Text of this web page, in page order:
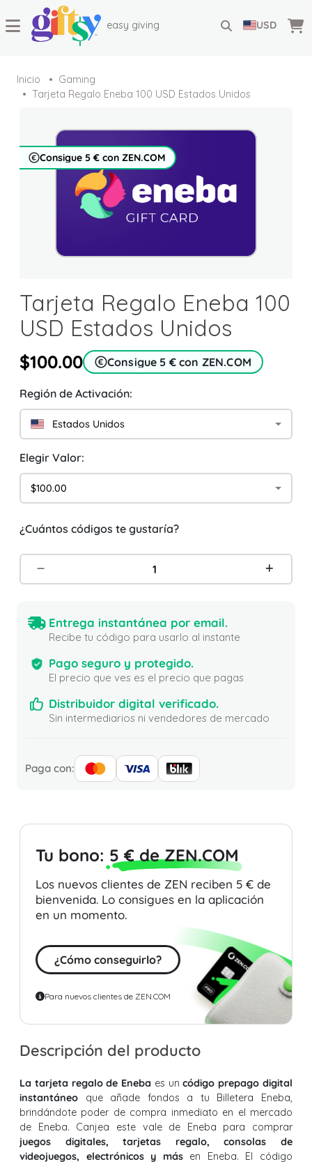
easy giving USD
Inicio
Gaming
Tarjeta Regalo Eneba 100 USD Estados Unidos
Consigue 5 € con ZEN.COM
Tarjeta Regalo Eneba 100
USD Estados Unidos
$100.00 Consigue 5 € con ZEN.COM
Región de Activación:
Estados Unidos
Elegir Valor:
$100.00
¿Cuántos códigos te gustaría?
Entrega instantánea por email.
Recibe tu código para usarlo al instante
Pago seguro y protegido.
El precio que ves es el precio que pagas
Distribuidor digital verificado.
Sin intermediarios ni vendedores de mercado
Paga con:
Tu bono: 5 € de ZEN.COM
Los nuevos clientes de ZEN reciben 5 € de
bienvenida. Lo consigues en la aplicación
en un momento.
¿Cómo conseguirlo?
Para nuevos clientes de ZEN.COM
Descripción del producto
La tarjeta regalo de Eneba es uncódigo prepago digital
instantáneo que añade fondos a tu Billetera Eneba,
brindándote poder de compra inmediato en el mercado
de Eneba. Canjea este vale de Eneba para comprar
juegos digitales, tarjetas regalo, consolas de
videojuegos, electrónicos y másen Eneba. El código